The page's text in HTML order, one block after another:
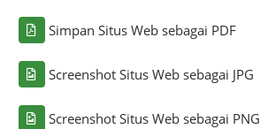
Simpan Situs Web sebagai PDF
Screenshot Situs Web sebagai JPG
Screenshot Situs Web sebagai PNG